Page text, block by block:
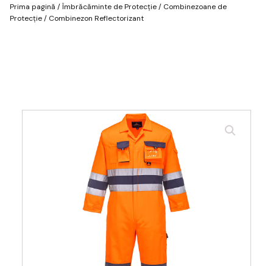
Prima pagină /Îmbrăcăminte de Protecție/ Combinezoane de
Protecție/ Combinezon Reflectorizant